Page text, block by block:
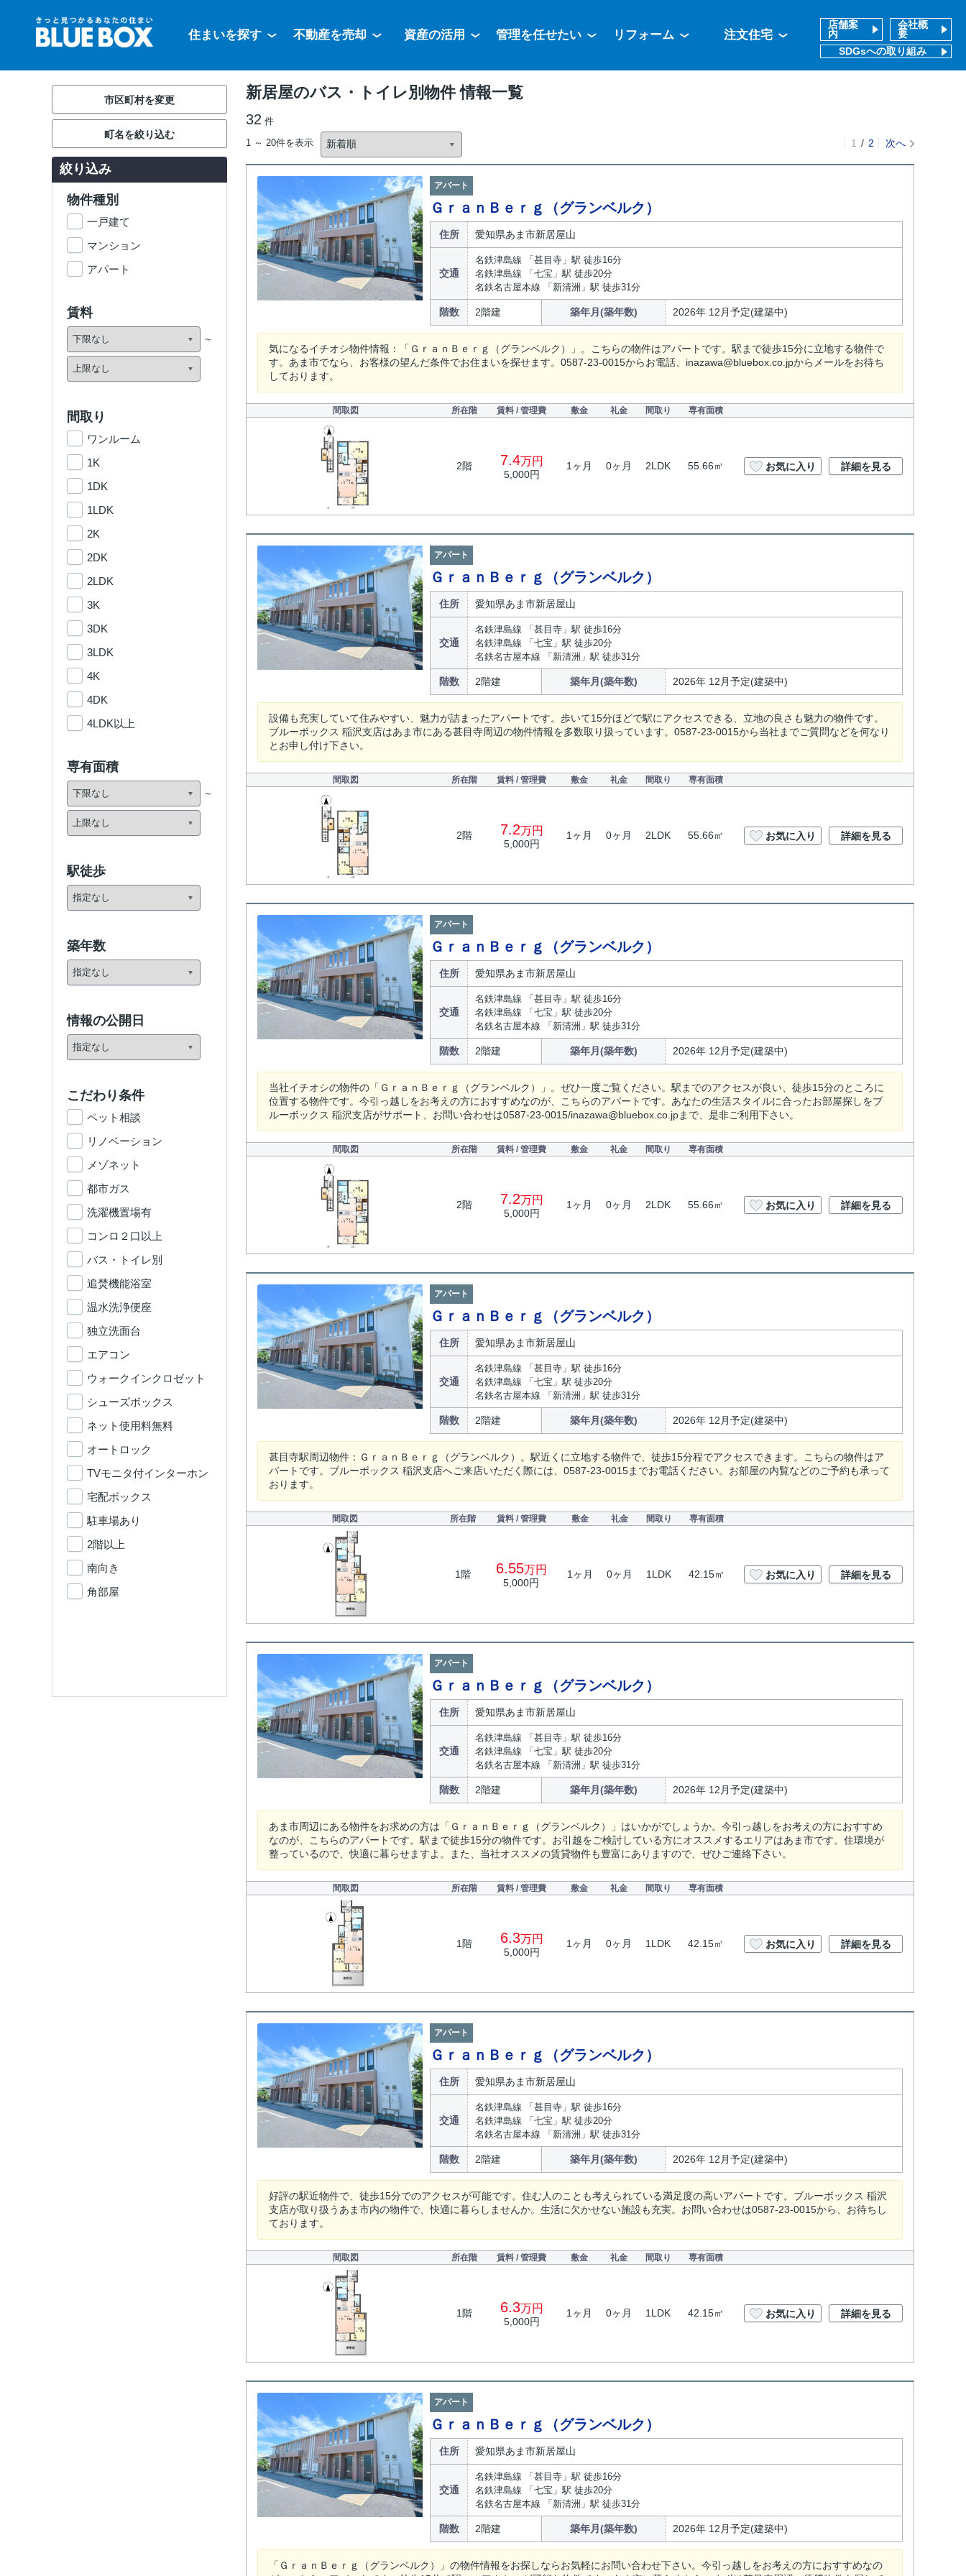
住まいを探す 不動産を売却 資産の活用 管理を任せたい リフォーム 注文住宅
店舗案
内
会社概
要
SDGsへの取り組み
新居屋のバス・トイレ別物件 情報一覧
32 件
1 ～ 20件を表示
1 2 次へ
アパート
ＧｒａｎＢｅｒｇ（グランベルク）
住所 愛知県あま市新居屋山
交通
名鉄津島線 「甚目寺」駅 徒歩16分
名鉄津島線 「七宝」駅 徒歩20分
名鉄名古屋本線 「新清洲」駅 徒歩31分
階数 2階建 築年月(築年数) 2026年 12月予定(建築中)
気になるイチオシ物件情報：「ＧｒａｎＢｅｒｇ（グランベルク）」。こちらの物件はアパートです。駅まで徒歩15分に立地する物件で
す。あま市でなら、お客様の望んだ条件でお住まいを探せます。0587-23-0015からお電話、inazawa@bluebox.co.jpからメールをお待ち
しております。
間取図 所在階 賃料 / 管理費 敷金 礼金 間取り 専有面積
2階 7.4万円
5,000円
1ヶ月 0ヶ月 2LDK 55.66㎡ お気に入り 詳細を見る
アパート
ＧｒａｎＢｅｒｇ（グランベルク）
住所 愛知県あま市新居屋山
交通
名鉄津島線 「甚目寺」駅 徒歩16分
名鉄津島線 「七宝」駅 徒歩20分
名鉄名古屋本線 「新清洲」駅 徒歩31分
階数 2階建 築年月(築年数) 2026年 12月予定(建築中)
設備も充実していて住みやすい、魅力が詰まったアパートです。歩いて15分ほどで駅にアクセスできる、立地の良さも魅力の物件です。
ブルーボックス 稲沢支店はあま市にある甚目寺周辺の物件情報を多数取り扱っています。0587-23-0015から当社までご質問などを何なり
とお申し付け下さい。
間取図 所在階 賃料 / 管理費 敷金 礼金 間取り 専有面積
2階 7.2万円
5,000円
1ヶ月 0ヶ月 2LDK 55.66㎡ お気に入り 詳細を見る
アパート
ＧｒａｎＢｅｒｇ（グランベルク）
住所 愛知県あま市新居屋山
交通
名鉄津島線 「甚目寺」駅 徒歩16分
名鉄津島線 「七宝」駅 徒歩20分
名鉄名古屋本線 「新清洲」駅 徒歩31分
階数 2階建 築年月(築年数) 2026年 12月予定(建築中)
当社イチオシの物件の「ＧｒａｎＢｅｒｇ（グランベルク）」。ぜひ一度ご覧ください。駅までのアクセスが良い、徒歩15分のところに
位置する物件です。今引っ越しをお考えの方におすすめなのが、こちらのアパートです。あなたの生活スタイルに合ったお部屋探しをブ
ルーボックス 稲沢支店がサポート、お問い合わせは0587-23-0015/inazawa@bluebox.co.jpまで、是非ご利用下さい。
間取図 所在階 賃料 / 管理費 敷金 礼金 間取り 専有面積
2階 7.2万円
5,000円
1ヶ月 0ヶ月 2LDK 55.66㎡ お気に入り 詳細を見る
アパート
ＧｒａｎＢｅｒｇ（グランベルク）
住所 愛知県あま市新居屋山
交通
名鉄津島線 「甚目寺」駅 徒歩16分
名鉄津島線 「七宝」駅 徒歩20分
名鉄名古屋本線 「新清洲」駅 徒歩31分
階数 2階建 築年月(築年数) 2026年 12月予定(建築中)
甚目寺駅周辺物件：ＧｒａｎＢｅｒｇ（グランベルク）。駅近くに立地する物件で、徒歩15分程でアクセスできます。こちらの物件はア
パートです。ブルーボックス 稲沢支店へご来店いただく際には、0587-23-0015までお電話ください。お部屋の内覧などのご予約も承って
おります。
間取図 所在階 賃料 / 管理費 敷金 礼金 間取り 専有面積
1階 6.55万円
5,000円
1ヶ月 0ヶ月 1LDK 42.15㎡ お気に入り 詳細を見る
アパート
ＧｒａｎＢｅｒｇ（グランベルク）
住所 愛知県あま市新居屋山
交通
名鉄津島線 「甚目寺」駅 徒歩16分
名鉄津島線 「七宝」駅 徒歩20分
名鉄名古屋本線 「新清洲」駅 徒歩31分
階数 2階建 築年月(築年数) 2026年 12月予定(建築中)
あま市周辺にある物件をお求めの方は「ＧｒａｎＢｅｒｇ（グランベルク）」はいかがでしょうか。今引っ越しをお考えの方におすすめ
なのが、こちらのアパートです。駅まで徒歩15分の物件です。お引越をご検討している方にオススメするエリアはあま市です。住環境が
整っているので、快適に暮らせますよ。また、当社オススメの賃貸物件も豊富にありますので、ぜひご連絡下さい。
間取図 所在階 賃料 / 管理費 敷金 礼金 間取り 専有面積
1階 6.3万円
5,000円
1ヶ月 0ヶ月 1LDK 42.15㎡ お気に入り 詳細を見る
アパート
ＧｒａｎＢｅｒｇ（グランベルク）
住所 愛知県あま市新居屋山
交通
名鉄津島線 「甚目寺」駅 徒歩16分
名鉄津島線 「七宝」駅 徒歩20分
名鉄名古屋本線 「新清洲」駅 徒歩31分
階数 2階建 築年月(築年数) 2026年 12月予定(建築中)
好評の駅近物件で、徒歩15分でのアクセスが可能です。住む人のことも考えられている満足度の高いアパートです。ブルーボックス 稲沢
支店が取り扱うあま市内の物件で、快適に暮らしませんか。生活に欠かせない施設も充実。お問い合わせは0587-23-0015から、お待ちし
ております。
間取図 所在階 賃料 / 管理費 敷金 礼金 間取り 専有面積
1階 6.3万円
5,000円
1ヶ月 0ヶ月 1LDK 42.15㎡ お気に入り 詳細を見る
アパート
ＧｒａｎＢｅｒｇ（グランベルク）
住所 愛知県あま市新居屋山
交通
名鉄津島線 「甚目寺」駅 徒歩16分
名鉄津島線 「七宝」駅 徒歩20分
名鉄名古屋本線 「新清洲」駅 徒歩31分
階数 2階建 築年月(築年数) 2026年 12月予定(建築中)
「ＧｒａｎＢｅｒｇ（グランベルク）」の物件情報をお探しならお気軽にお問い合わせ下さい。今引っ越しをお考えの方におすすめなの
市区町村を変更
町名を絞り込む
絞り込み
物件種別
一戸建て
マンション
アパート
賃料
間取り
ワンルーム
1K
1DK
1LDK
2K
2DK
2LDK
3K
3DK
3LDK
4K
4DK
4LDK以上
専有面積
駅徒歩
築年数
情報の公開日
こだわり条件
ペット相談
リノベーション
メゾネット
都市ガス
洗濯機置場有
コンロ２口以上
バス・トイレ別
追焚機能浴室
温水洗浄便座
独立洗面台
エアコン
ウォークインクロゼット
シューズボックス
ネット使用料無料
オートロック
TVモニタ付インターホン
宅配ボックス
駐車場あり
2階以上
南向き
角部屋